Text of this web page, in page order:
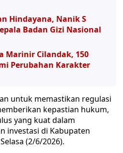
Hindayana, Nanik S
Badan Gizi Nasional
Marinir Cilandak, 150
Perubahan Karakter
untuk memastikan regulasi
kepastian hukum,
yang kuat dalam
investasi di Kabupaten
(2/6/2026).